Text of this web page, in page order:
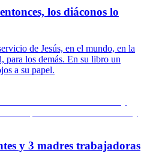
los diáconos lo
de Jesús, en el mundo, en la
para los demás. En su libro un
a su papel.
y 3 madres trabajadoras